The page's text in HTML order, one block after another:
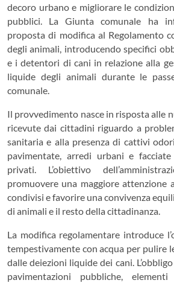
decoro urbano e migliorare le
pubblici. La Giunta comunale ha
proposta di modifica al Regolamento
degli animali, introducendo specifici
e i detentori di cani in relazione alla
liquide degli animali durante le
comunale.
Il provvedimento nasce in risposta alle
ricevute dai cittadini riguardo a
sanitaria e alla presenza di cattivi
pavimentate, arredi urbani e
privati. L’obiettivo
promuovere una maggiore attenzione
condivisi e favorire una convivenza
di animali e il resto della cittadinanza.
La modifica regolamentare introduce
tempestivamente con acqua per pulire
dalle deiezioni liquide dei cani.
pavimentazioni pubbliche,